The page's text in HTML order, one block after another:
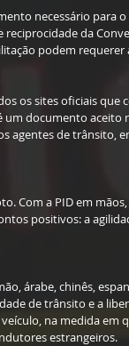
necessário
da
podem requerer
os sites oficiais
um documento
agentes de trânsito,
Com a PID em
positivos: a
árabe, chinês,
de trânsito e a
na medida
estrangeiros.